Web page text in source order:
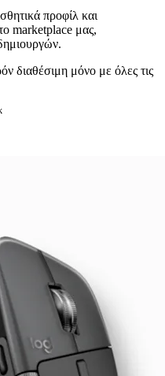
προφίλ και
marketplace μας,
διαθέσιμη μόνο με όλες τις